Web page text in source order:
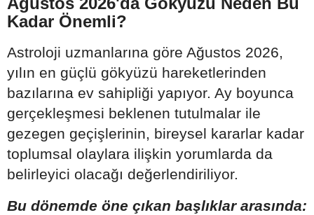
Kadar Önemli?
Astroloji uzmanlarına göre Ağustos 2026,
yılın en güçlü gökyüzü hareketlerinden
bazılarına ev sahipliği yapıyor. Ay boyunca
gerçekleşmesi beklenen tutulmalar ile
gezegen geçişlerinin, bireysel kararlar kadar
toplumsal olaylara ilişkin yorumlarda da
belirleyici olacağı değerlendiriliyor.
Bu dönemde öne çıkan başlıklar arasında: